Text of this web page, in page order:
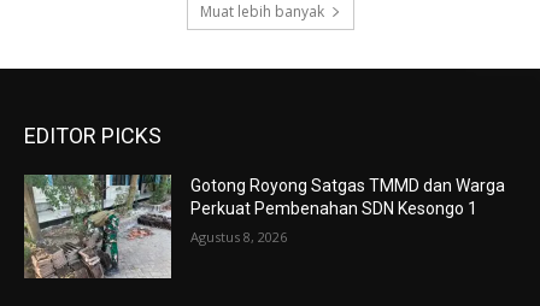
Muat lebih banyak
EDITOR PICKS
Gotong Royong Satgas TMMD dan Warga
Perkuat Pembenahan SDN Kesongo 1
Agustus 8, 2026